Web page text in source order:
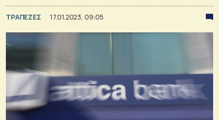
ΤΡΑΠΕΖΕΣ 17.01.2023, 09:05